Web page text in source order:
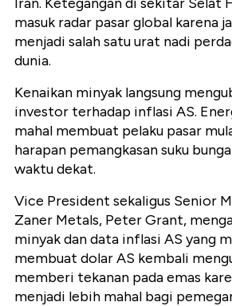
masuk radar pasar global karena
menjadi salah satu urat nadi
dunia.
Kenaikan minyak langsung
investor terhadap inflasi AS.
mahal membuat pelaku pasar
harapan pemangkasan suku
waktu dekat.
Vice President sekaligus Senior
Zaner Metals, Peter Grant,
minyak dan data inflasi AS yang
membuat dolar AS kembali
memberi tekanan pada emas
menjadi lebih mahal bagi